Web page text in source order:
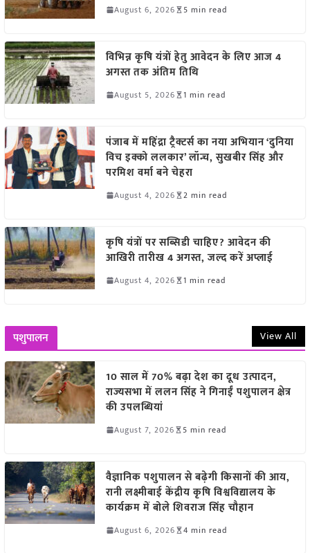
August 6, 2026 5 min read
विभिन्न कृषि यंत्रों हेतु आवेदन के लिए आज 4
अगस्त तक अंतिम तिथि
August 5, 2026 1 min read
पंजाब में महिंद्रा ट्रैक्टर्स का नया अभियान ‘दुनिया
विच इक्को ललकार’ लॉन्च, सुखबीर सिंह और
परमिश वर्मा बने चेहरा
August 4, 2026 2 min read
कृषि यंत्रों पर सब्सिडी चाहिए? आवेदन की
आखिरी तारीख 4 अगस्त, जल्द करें अप्लाई
August 4, 2026 1 min read
पशुपालन View All
10 साल में 70% बढ़ा देश का दूध उत्पादन,
राज्यसभा में ललन सिंह ने गिनाईं पशुपालन क्षेत्र
की उपलब्धियां
August 7, 2026 5 min read
वैज्ञानिक पशुपालन से बढ़ेगी किसानों की आय,
रानी लक्ष्मीबाई केंद्रीय कृषि विश्वविद्यालय के
कार्यक्रम में बोले शिवराज सिंह चौहान
August 6, 2026 4 min read